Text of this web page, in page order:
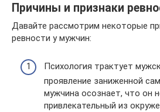
Причины и признаки
Давайте рассмотрим некоторые
ревности у мужчин:
Психология трактует
проявление заниженной
мужчина осознает, что он
привлекательный из